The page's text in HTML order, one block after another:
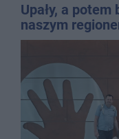
Upały, a
naszym